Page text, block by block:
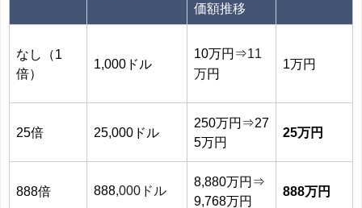
価額推移
なし（1
倍）
1,000ドル
10万円⇒11
万円
1万円
25倍 25,000ドル
250万円⇒27
5万円
25万円
888倍 888,000ドル
8,880万円⇒
9,768万円
888万円